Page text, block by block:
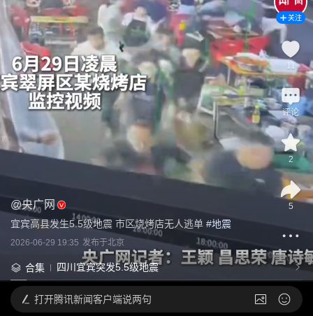
@央广网
宜宾高县发生5.5级地震 市区烧烤店无人逃单 #地震
2026-06-29 19:35 发布于北京
合集 四川宜宾突发5.5级地震
关注
11
评论
2
5
打开腾讯新闻客户端说两句